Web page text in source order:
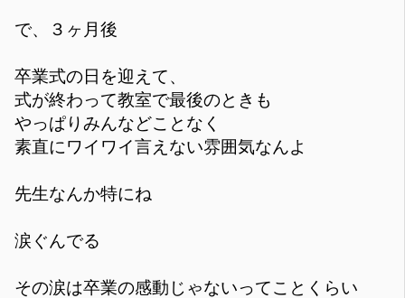
で、３ヶ月後
卒業式の日を迎えて、
式が終わって教室で最後のときも
やっぱりみんなどことなく
素直にワイワイ言えない雰囲気なんよ
先生なんか特にね
涙ぐんでる
その涙は卒業の感動じゃないってことくらい